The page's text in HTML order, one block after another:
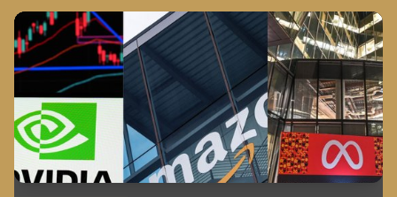
so najvišje plače – in zakaj. Poglejte, kateri poklici so letos
najdonosnejši.